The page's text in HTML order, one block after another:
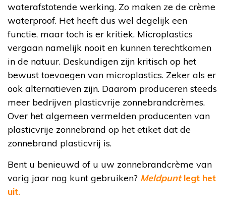
waterafstotende werking. Zo maken ze de crème
waterproof. Het heeft dus wel degelijk een
functie, maar toch is er kritiek. Microplastics
vergaan namelijk nooit en kunnen terechtkomen
in de natuur. Deskundigen zijn kritisch op het
bewust toevoegen van microplastics. Zeker als er
ook alternatieven zijn. Daarom produceren steeds
meer bedrijven plasticvrije zonnebrandcrèmes.
Over het algemeen vermelden producenten van
plasticvrije zonnebrand op het etiket dat de
zonnebrand plasticvrij is.
Bent u benieuwd of u uw zonnebrandcrème van
vorig jaar nog kunt gebruiken? Meldpuntlegt het
uit.